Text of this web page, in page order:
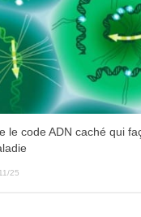
le code ADN caché qui
25